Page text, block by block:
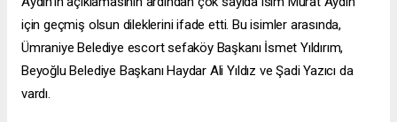
için geçmiş olsun dileklerini ifade etti. Bu isimler arasında,
Ümraniye Belediye escort sefaköyBaşkanı İsmet Yıldırım,
Beyoğlu Belediye Başkanı Haydar Ali Yıldız ve Şadi Yazıcı da
vardı.